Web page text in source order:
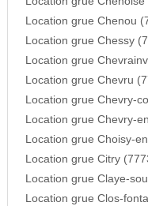
Location grue Chenou
Location grue Chessy
Location grue
Location grue Chevru
Location grue Chevry-
Location grue Chevry-
Location grue Choisy-
Location grue Citry
Location grue Claye-
Location grue Clos-